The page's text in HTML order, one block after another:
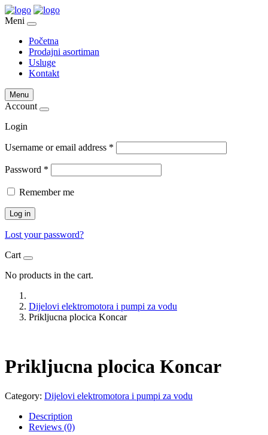
Meni
Početna
Prodajni asortiman
Usluge
Kontakt
Menu
Account
Login
Username or email address *
Password *
Remember me
Log in
Lost your password?
Cart
No products in the cart.
Dijelovi elektromotora i pumpi za vodu
Prikljucna plocica Koncar
Prikljucna plocica Koncar
Category: Dijelovi elektromotora i pumpi za vodu
Description
Reviews (0)